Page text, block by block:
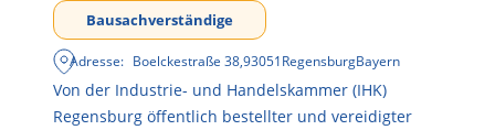
Bausachverständige
Adresse: Boelckestraße 38,93051RegensburgBayern
Von der Industrie- und Handelskammer (IHK)
Regensburg öffentlich bestellter und vereidigter